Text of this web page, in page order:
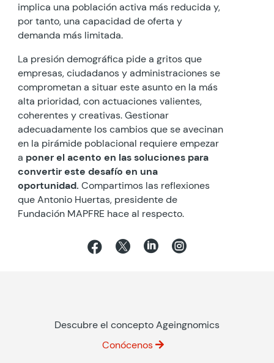
implica una población activa más reducida y,
por tanto, una capacidad de oferta y
demanda más limitada.
La presión demográfica pide a gritos que
empresas, ciudadanos y administraciones se
comprometan a situar este asunto en la más
alta prioridad, con actuaciones valientes,
coherentes y creativas. Gestionar
adecuadamente los cambios que se avecinan
en la pirámide poblacional requiere empezar
a poner el acento en las soluciones para
convertir este desafío en una
oportunidad. Compartimos las reflexiones
que Antonio Huertas, presidente de
Fundación MAPFRE hace al respecto.
   
Descubre el concepto Ageingnomics
Conócenos